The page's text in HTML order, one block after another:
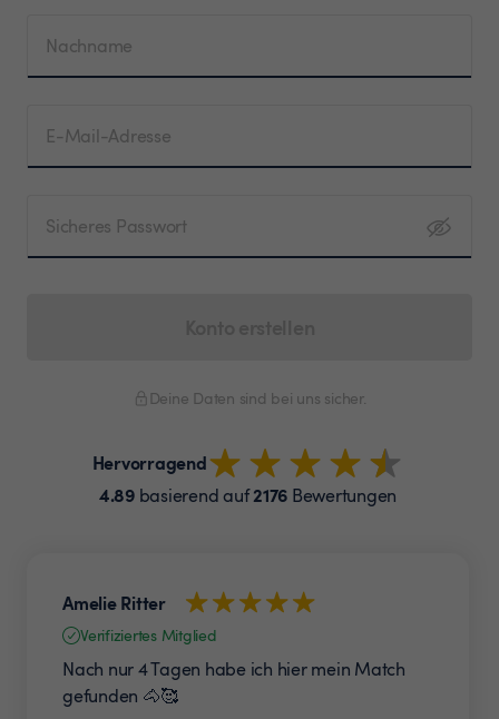
Nachname
E-Mail-Adresse
Sicheres Passwort
Deine Daten sind bei uns sicher.
Hervorragend
4.89basierend auf2176 Bewertungen
Amelie Ritter
Verifiziertes Mitglied
Nach nur 4 Tagen habe ich hier mein Match
gefunden 🐴🥰